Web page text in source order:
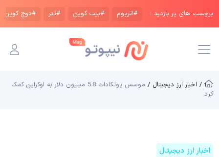
برچسب های پر بازدید : #اتریوم #بیت کوین #تتر #دوج کوین
/ اخبار ارز دیجیتال /
موسس پولکادات 5.8 میلیون دلار به اوکراین کمک
کرد
اخبار ارز دیجیتال